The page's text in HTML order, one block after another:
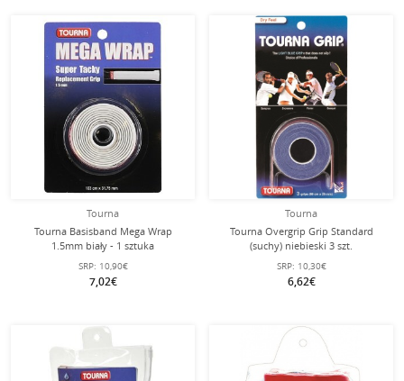
Tourna
Tourna Basisband Mega Wrap
1.5mm biały - 1 sztuka
SRP: 10,90€
7,02€
Tourna
Tourna Overgrip Grip Standard
(suchy) niebieski 3 szt.
SRP: 10,30€
6,62€